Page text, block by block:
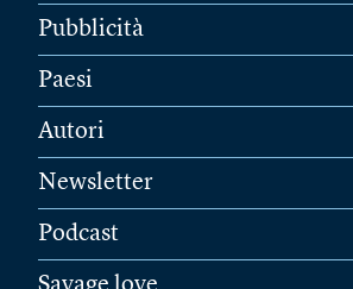
Pubblicità
Paesi
Autori
Newsletter
Podcast